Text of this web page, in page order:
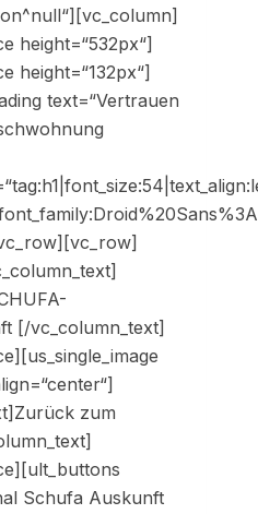
height=“532px“]
height=“132px“]
text=“Vertrauen
[/vc_column_text]
zum
Schufa Auskunft